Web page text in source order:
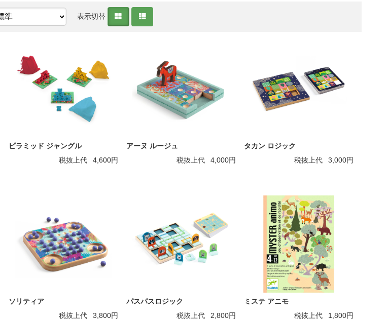
表示切替
ピラミッド ジャングル
税抜上代
4,600円
アーヌ ルージュ
税抜上代
4,000円
タカン ロジック
税抜上代
3,000円
ソリティア
税抜上代
3,800円
パスパスロジック
税抜上代
2,800円
ミステ アニモ
税抜上代
1,800円